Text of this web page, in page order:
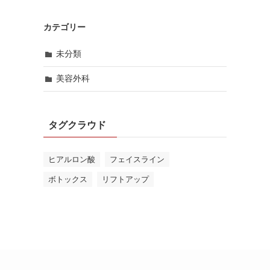
カテゴリー
未分類
美容外科
タグクラウド
ヒアルロン酸 フェイスライン
ボトックス リフトアップ